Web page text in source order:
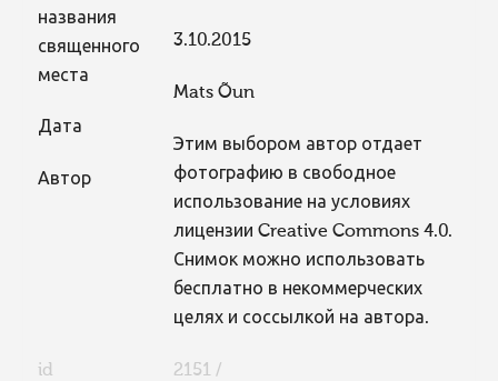
названия
священного
места
Дата
3.10.2015
Автор
Mats Õun
Этим выбором автор отдает
фотографию в свободное
использование на условиях
лицензии Creative Commons 4.0.
Снимок можно использовать
бесплатно в некоммерческих
целях и соссылкой на автора.
id 2151 /